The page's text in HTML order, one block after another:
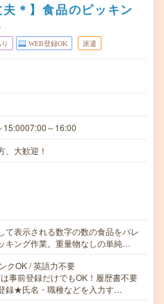
夫＊】食品のピッキン
WEB登録OK 派遣
～16:00
、大歓迎！
て表示される数字の数の食品をパレ
キング作業。重量物なしの単純…
クOK / 英語力不要
事前登録だけでもOK！履歴書不要
録★氏名・職種などを入力す…